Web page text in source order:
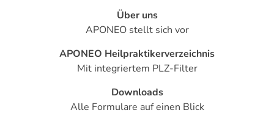
Über uns
APONEO stellt sich vor
APONEO Heilpraktikerverzeichnis
Mit integriertem PLZ-Filter
Downloads
Alle Formulare auf einen Blick